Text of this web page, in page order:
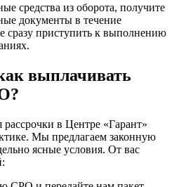
средства из оборота, получите
документы в течение
приступить к выполнению
выплачивать
в Центре «Гарант»
Мы предлагаем законную
ясные условия. От вас